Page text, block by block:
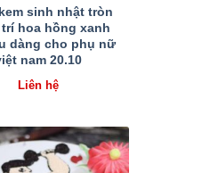
sinh nhật tròn
hoa hồng xanh
dàng cho phụ nữ
nam 20.10
Liên hệ